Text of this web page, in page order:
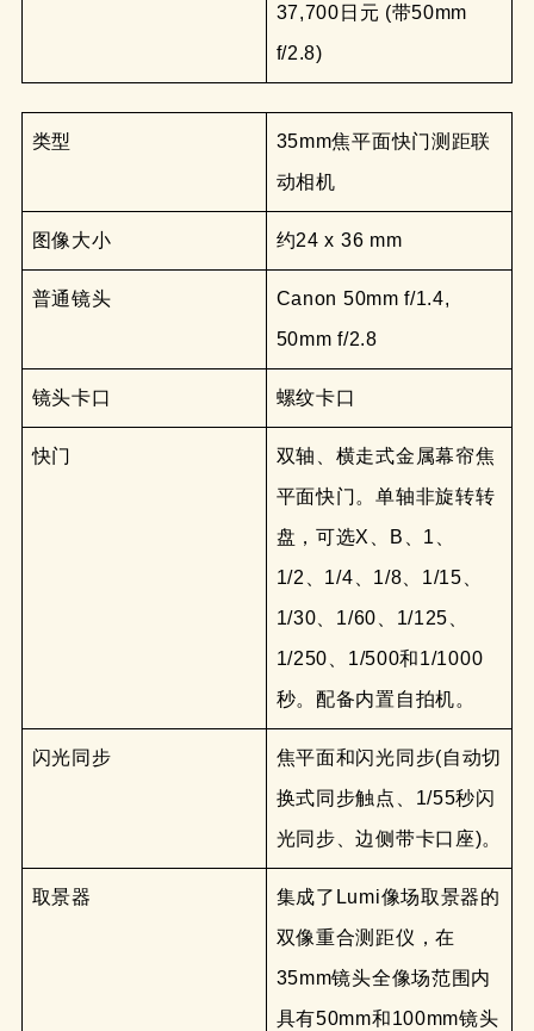
37,700日元 (带50mm
f/2.8)
类型
35mm焦平面快门测距联
动相机
图像大小 约24 x 36 mm
普通镜头
Canon 50mm f/1.4,
50mm f/2.8
镜头卡口 螺纹卡口
快门
双轴、横走式金属幕帘焦
平面快门。单轴非旋转转
盘，可选X、B、1、
1/2、1/4、1/8、1/15、
1/30、1/60、1/125、
1/250、1/500和1/1000
秒。配备内置自拍机。
闪光同步
焦平面和闪光同步(自动切
换式同步触点、1/55秒闪
光同步、边侧带卡口座)。
取景器
集成了Lumi像场取景器的
双像重合测距仪，在
35mm镜头全像场范围内
具有50mm和100mm镜头